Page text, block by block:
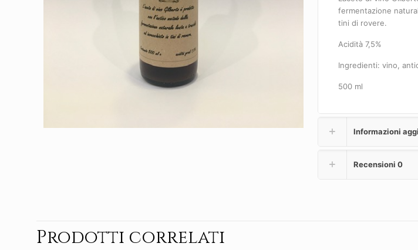
fermentazione
tini di rovere.
Acidità 7,5%
Ingredienti: vino,
500 ml
Informazioni
Recensioni0
Prodotti correlati